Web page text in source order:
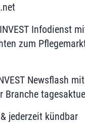
Infodienst
zum
Newsflash
Branche
jederzeit kündbar